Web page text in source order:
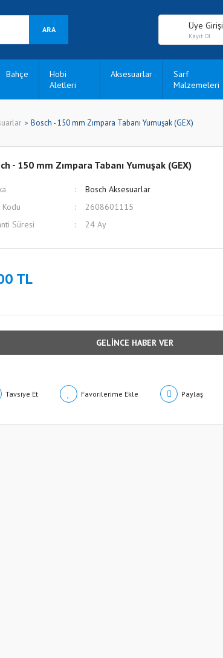
ARA Üye Girişi
Kayıt Ol
Bahçe
Hobi
Aletleri
Aksesuarlar
Sarf
Malzemeleri
Bosch - 150 mm Zımpara Tabanı Yumuşak (GEX)
- 150 mm Zımpara Tabanı Yumuşak (GEX)
Bosch Aksesuarlar
Kodu
2608601115
Süresi
24 Ay
TL
GELİNCE HABER VER
Tavsiye Et Paylaş